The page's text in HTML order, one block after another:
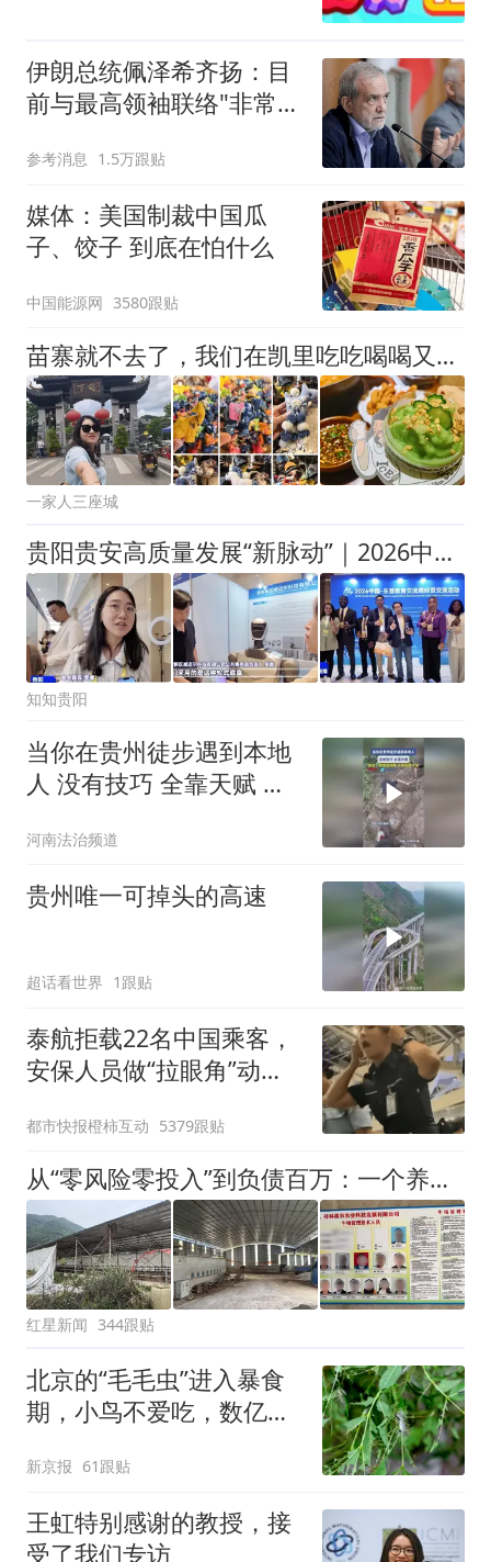
伊朗总统佩泽希齐扬：目
前与最高领袖联络"非常困
参考消息 1.5万跟贴
媒体：美国制裁中国瓜
子、饺子 到底在怕什么
中国能源网 3580跟贴
苗寨就不去了，我们在凯里吃吃喝喝又逛逛
一家人三座城
贵阳贵安高质量发展“新脉动”｜2026中国—东盟教育交流周：智联山海育新机 文教相通共未来
知知贵阳
当你在贵州徒步遇到本地
人 没有技巧 全靠天赋 网
平地
河南法治频道
贵州唯一可掉头的高速
超话看世界 1跟贴
泰航拒载22名中国乘客，
安保人员做“拉眼角”动
拒绝登机决定由航司作
出；亲历者：曾承诺免费
改签但没兑现
都市快报橙柿互动 5379跟贴
从“零风险零投入”到负债百万：一个养牛项目崩盘后，谁该为农户的贷款买单丨红星调查
红星新闻 344跟贴
北京的“毛毛虫”进入暴食
期，小鸟不爱吃，数亿头
新京报 61跟贴
王虹特别感谢的教授，接
受了我们专访